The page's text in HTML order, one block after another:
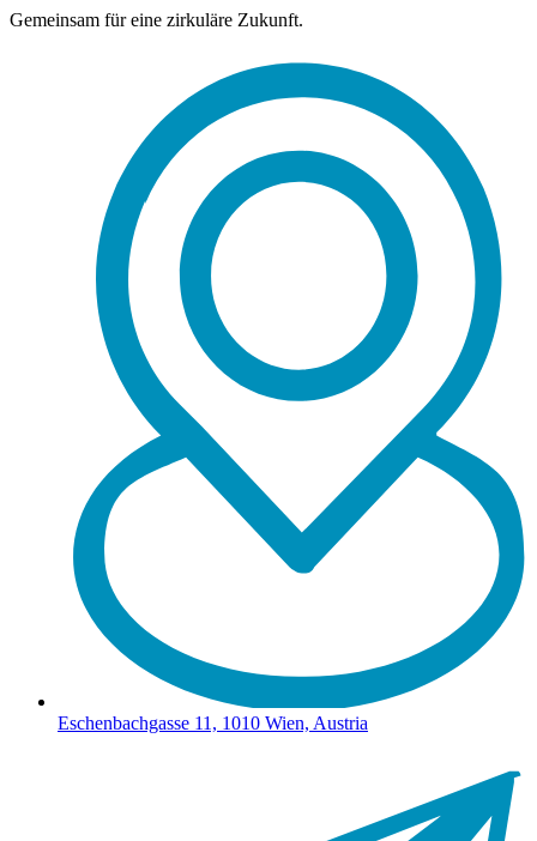
Gemeinsam für eine zirkuläre Zukunft.
Eschenbachgasse 11, 1010 Wien, Austria